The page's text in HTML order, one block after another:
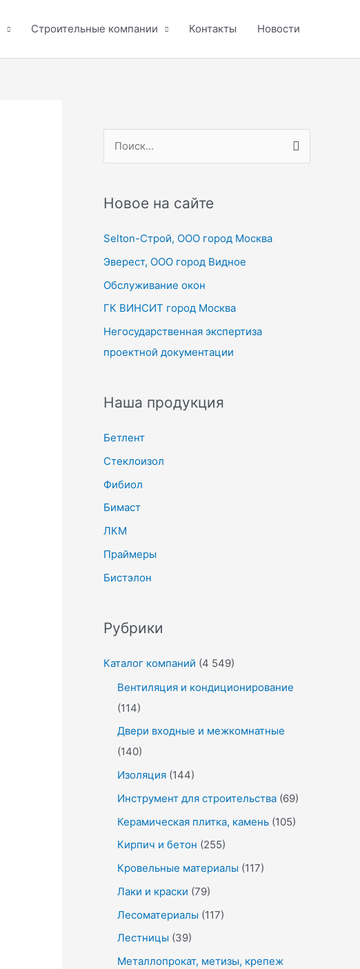
Строительные компании Контакты Новости
с
:
Новое на сайте
Selton-Строй, OOO город Москва
Эверест, ООО город Видное
Обслуживание окон
ГК ВИНСИТ город Москва
Негосударственная экспертиза
проектной документации
Наша продукция
Бетлент
Стеклоизол
Фибиол
Бимаст
ЛКМ
Праймеры
Бистэлон
Рубрики
Каталог компаний (4 549)
Вентиляция и кондиционирование
(114)
Двери входные и межкомнатные
(140)
Изоляция (144)
Инструмент для строительства (69)
Керамическая плитка, камень (105)
Кирпич и бетон (255)
Кровельные материалы (117)
Лаки и краски (79)
Лесоматериалы (117)
Лестницы (39)
Металлопрокат, метизы, крепеж